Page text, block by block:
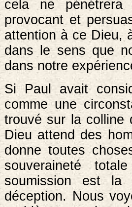
cela ne
provocant et
attention à ce Dieu,
dans le sens que
dans notre
Si Paul avait
comme une
trouvé sur la colline
Dieu attend des
donne toutes
souveraineté
soumission est la
déception. Nous